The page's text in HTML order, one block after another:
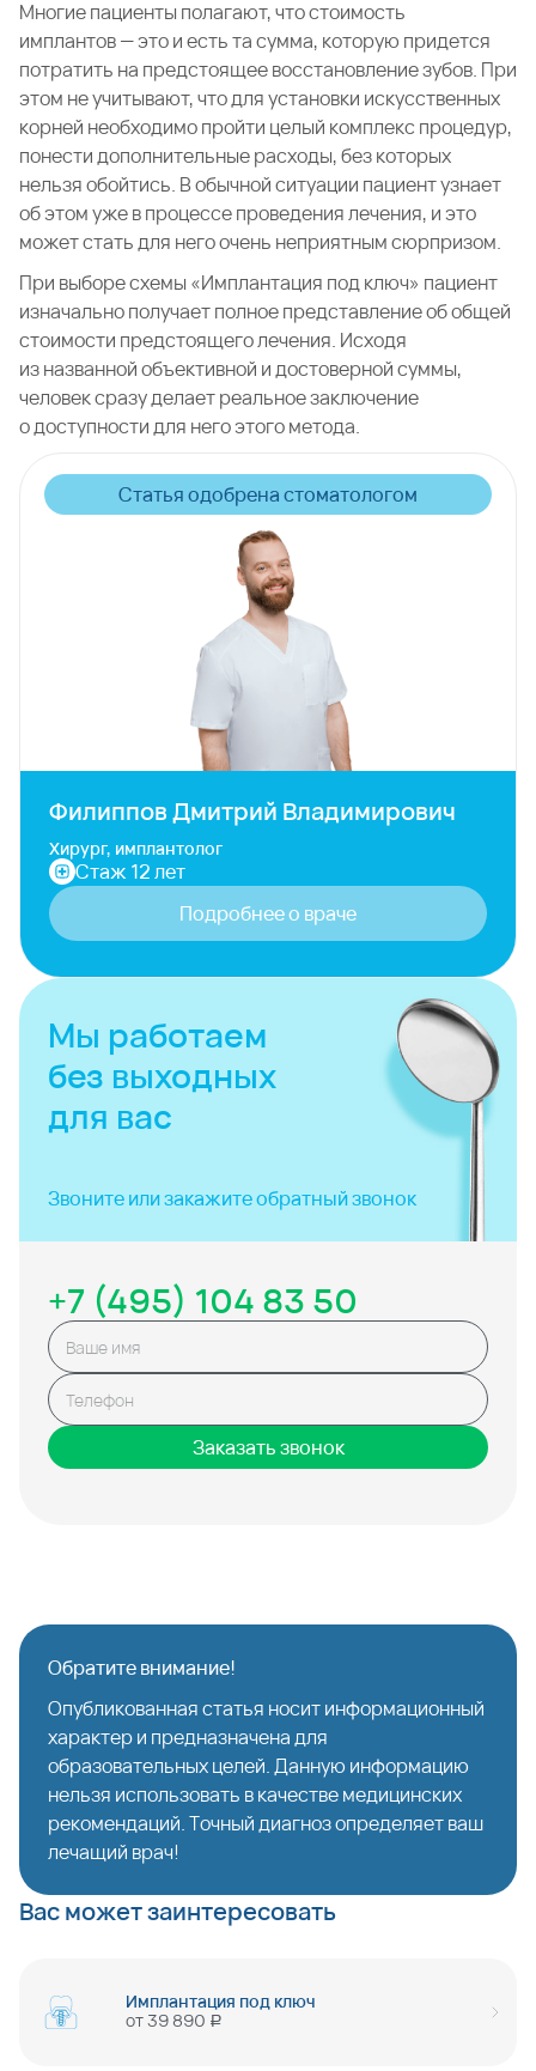
Многие пациенты полагают, что стоимость
имплантов — это и есть та сумма, которую придется
потратить на предстоящее восстановление зубов. При
этом не учитывают, что для установки искусственных
корней необходимо пройти целый комплекс процедур,
понести дополнительные расходы, без которых
нельзя обойтись. В обычной ситуации пациент узнает
об этом уже в процессе проведения лечения, и это
может стать для него очень неприятным сюрпризом.
При выборе схемы «Имплантация под ключ» пациент
изначально получает полное представление об общей
стоимости предстоящего лечения. Исходя
из названной объективной и достоверной суммы,
человек сразу делает реальное заключение
о доступности для него этого метода.
Статья одобрена стоматологом
Филиппов Дмитрий Владимирович
Хирург, имплантолог
Стаж 12 лет
Подробнее о враче
Мы работаем
без выходных
для вас
Звоните или закажитеобратный звонок
+7 (495) 104 83 50
Заказать звонок
Обратите внимание!
Опубликованная статья носит информационный
характер и предназначена для
образовательных целей. Данную информацию
нельзя использовать в качестве медицинских
рекомендаций. Точный диагноз определяет ваш
лечащий врач!
Вас может заинтересовать
Имплантация под ключ
от39 890 руб